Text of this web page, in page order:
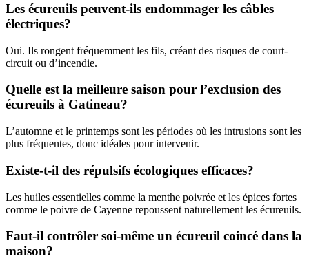
Les écureuils peuvent-ils endommager les câbles
électriques?
Oui. Ils rongent fréquemment les fils, créant des risques de court-
circuit ou d’incendie.
Quelle est la meilleure saison pour l’exclusion des
écureuils à Gatineau?
L’automne et le printemps sont les périodes où les intrusions sont les
plus fréquentes, donc idéales pour intervenir.
Existe-t-il des répulsifs écologiques efficaces?
Les huiles essentielles comme la menthe poivrée et les épices fortes
comme le poivre de Cayenne repoussent naturellement les écureuils.
Faut-il contrôler soi-même un écureuil coincé dans la
maison?